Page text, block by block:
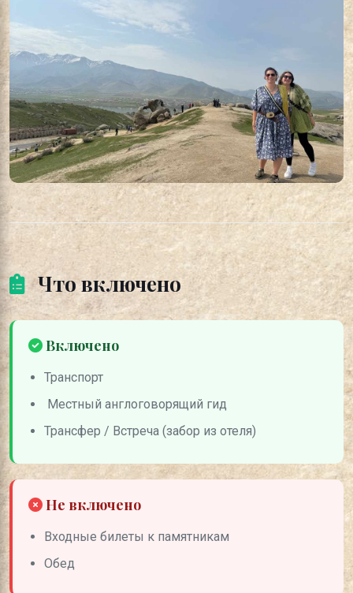
Что включено
Включено
Транспорт
Местный англоговорящий гид
Трансфер / Встреча (забор из отеля)
Не включено
Входные билеты к памятникам
Обед